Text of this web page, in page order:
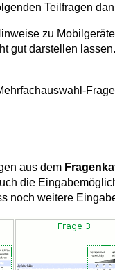
Teilfragen
zu
gut darstellen
aus dem
die
noch weitere